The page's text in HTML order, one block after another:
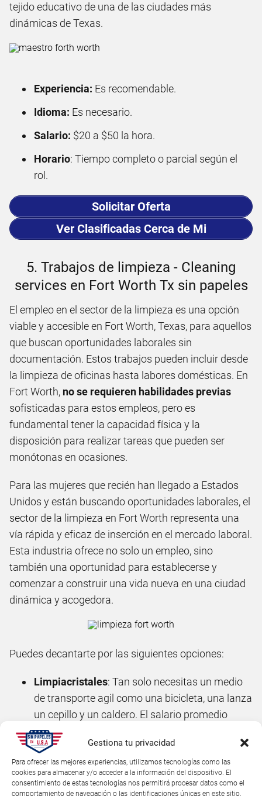
Gestiona tu privacidad
Para ofrecer las mejores experiencias, utilizamos tecnologías como las
cookies para almacenar y/o acceder a la información del dispositivo. El
consentimiento de estas tecnologías nos permitirá procesar datos como el
comportamiento de navegación o las identificaciones únicas en este sitio.
tejido educativo de una de las ciudades más
dinámicas de Texas.
Experiencia: Es recomendable.
Idioma: Es necesario.
Salario: $20 a $50 la hora.
Horario: Tiempo completo o parcial según el
rol.
Solicitar Oferta
Ver Clasificadas Cerca de Mi
5. Trabajos de limpieza - Cleaning
services en Fort Worth Tx sin papeles
El empleo en el sector de la limpieza es una opción
viable y accesible en Fort Worth, Texas, para aquellos
que buscan oportunidades laborales sin
documentación. Estos trabajos pueden incluir desde
la limpieza de oficinas hasta labores domésticas. En
Fort Worth, no se requieren habilidades previas
sofisticadas para estos empleos, pero es
fundamental tener la capacidad física y la
disposición para realizar tareas que pueden ser
monótonas en ocasiones.
Para las mujeres que recién han llegado a Estados
Unidos y están buscando oportunidades laborales, el
sector de la limpieza en Fort Worth representa una
vía rápida y eficaz de inserción en el mercado laboral.
Esta industria ofrece no solo un empleo, sino
también una oportunidad para establecerse y
comenzar a construir una vida nueva en una ciudad
dinámica y acogedora.
Puedes decantarte por las siguientes opciones:
Limpiacristales: Tan solo necesitas un medio
de transporte agil como una bicicleta, una lanza
un cepillo y un caldero. El salario promedio
oscila entre los $12 y los $16 a la hora.
Limpiadora de oficinas
anterior, con la ventaja de que en cada oficina
puedes tener tu kit de limpieza a cargo de la